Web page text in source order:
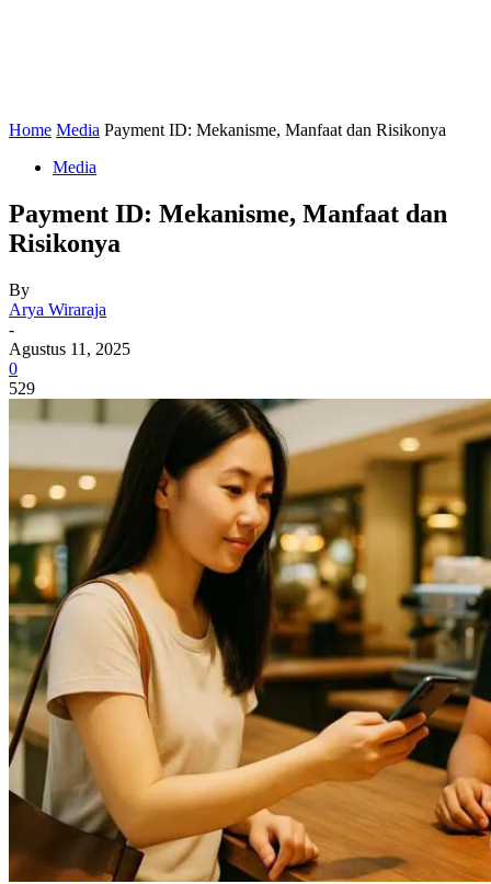
Home Media Payment ID: Mekanisme, Manfaat dan Risikonya
Media
Payment ID: Mekanisme, Manfaat dan
Risikonya
By
Arya Wiraraja
-
Agustus 11, 2025
0
529